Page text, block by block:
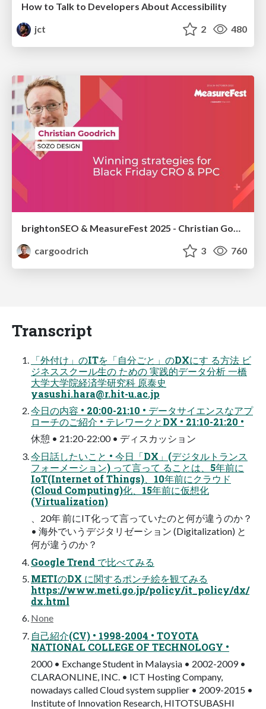
How to Talk to Developers About Accessibility
jct
2 480
cargoodrich
3 760
Transcript
「外付け」のITを「自分ごと」のDXにす る方法 ビ
ジネススクール生の ための 実践的データ分析 一橋
大学大学院経済学研究科 原泰史
yasushi.hara@r.hit-u.ac.jp
今日の内容 • 20:00-21:10 • データサイエンスなアプ
ローチのご紹介 • テレワークとDX • 21:10-21:20 •
休憩 • 21:20-22:00 • ディスカッション
今日話したいこと • 今日「DX」(デジタルトランス
フォーメーション) って言って ることは、5年前に
IoT(Internet of Things)、10年前にクラウド
(Cloud Computing)化、15年前に仮想化
(Virtualization)
、20年 前にIT化って言っていたのと何が違うのか？
• 海外でいうデジタリゼーション (Digitalization) と
何が違うのか？
Google Trend で比べてみる
METIのDX に関するポンチ絵を観てみる
https://www.meti.go.jp/policy/it_policy/dx/
dx.html
None
自己紹介(CV) • 1998-2004 • TOYOTA
NATIONAL COLLEGE OF TECHNOLOGY •
2000 • Exchange Student in Malaysia • 2002-2009 •
CLARAONLINE, INC. • ICT Hosting Company,
nowadays called Cloud system supplier • 2009-2015 •
Institute of Innovation Research, HITOTSUBASHI